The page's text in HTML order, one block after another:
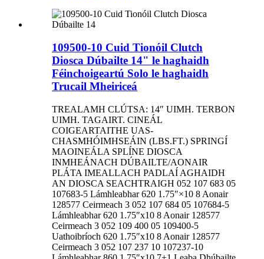
109500-10 Cuid Tionóil Clutch
Diosca Dúbailte 14" le haghaidh
Féinchoigeartú Solo le haghaidh
Trucail Mheiriceá
TREALAMH CLÚTSA: 14″ UIMH. TERBON
UIMH. TAGAIRT. CINEÁL
COIGEARTAITHE UAS-
CHASMHÓIMHSEÁIN (LBS.FT.) SPRINGÍ
MAOINEÁLA SPLÍNE DIOSCA
INMHEÁNACH DÚBAILTE/AONAIR
PLÁTA IMEALLACH PADLAÍ AGHAIDH
AN DIOSCA SEACHTRAIGH 052 107 683 05
107683-5 Lámhleabhar 620 1.75″×10 8 Aonair
128577 Ceirmeach 3 052 107 684 05 107684-5
Lámhleabhar 620 1.75″x10 8 Aonair 128577
Ceirmeach 3 052 109 400 05 109400-5
Uathoibríoch 620 1.75″x10 8 Aonair 128577
Ceirmeach 3 052 107 237 10 107237-10